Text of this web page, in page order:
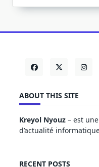
ABOUT THIS SITE
Kreyol Nyouz – est
d’actualité
RECENT POSTS